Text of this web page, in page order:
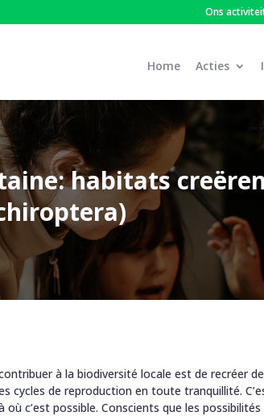
Ons
Home Acties
habitats
à la biodiversité locale est de recréer
cycles de reproduction en toute tranquillité.
où c’est possible. Conscients que les